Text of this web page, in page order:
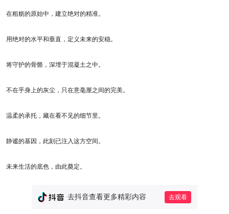
​​在粗粝的原始中，建立绝对的精准。​​
​​用绝对的水平和垂直，定义未来的安稳。​​
​​将守护的骨骼，深埋于混凝土之中。​​
​​不在乎身上的灰尘，只在意毫厘之间的完美。​​
​​温柔的承托，藏在看不见的细节里。​​
​​静谧的基因，此刻已注入这方空间。​​
​​未来生活的底色，由此奠定。​​